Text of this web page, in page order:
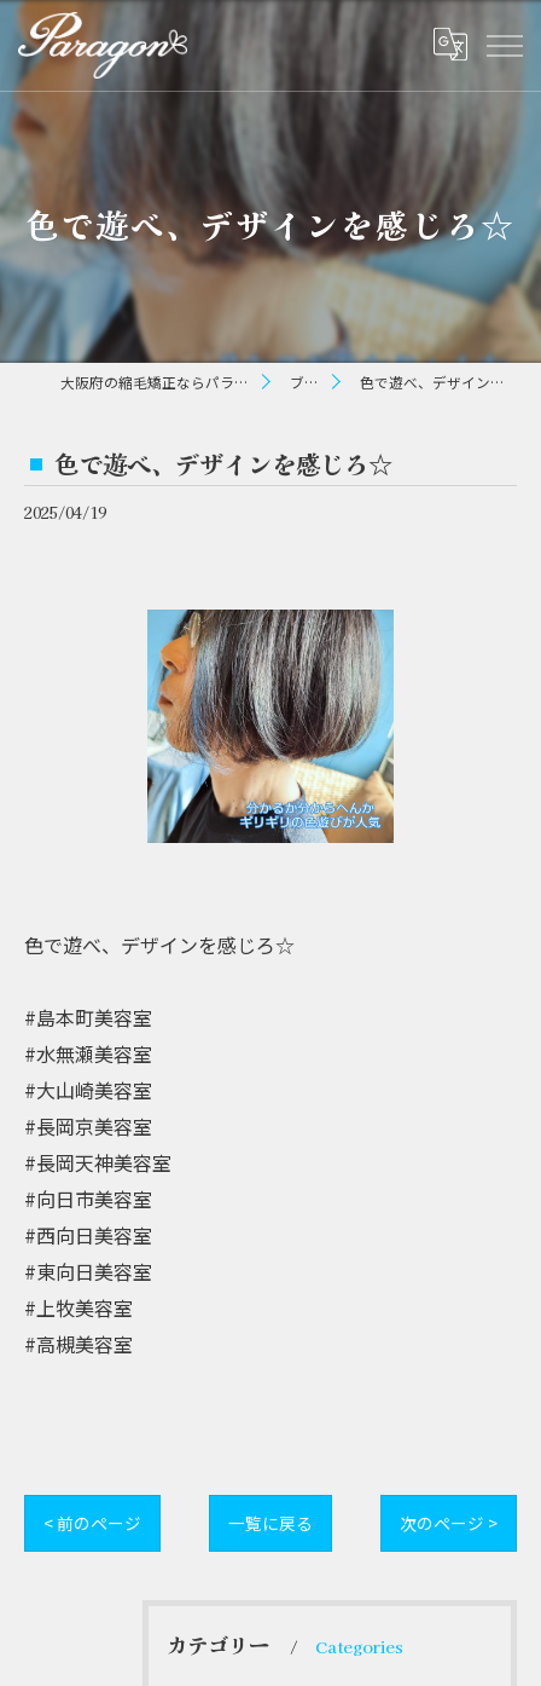
色で遊べ、デザインを感じろ☆
大阪府の縮毛矯正ならパラゴン ヘアー ブログ 色で遊べ、デザインを感じろ☆
色で遊べ、デザインを感じろ☆
2025/04/19
色で遊べ、デザインを感じろ☆
#島本町美容室
#水無瀬美容室
#大山崎美容室
#長岡京美容室
#長岡天神美容室
#向日市美容室
#西向日美容室
#東向日美容室
#上牧美容室
#高槻美容室
< 前のページ 一覧に戻る 次のページ >
カテゴリー Categories